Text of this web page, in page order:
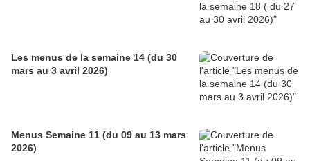
Les menus de la semaine 14 (du 30
mars au 3 avril 2026)
Menus Semaine 11 (du 09 au 13 mars
2026)